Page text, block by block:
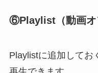
⑥Playlist（動画オ
Playlistに追加してお